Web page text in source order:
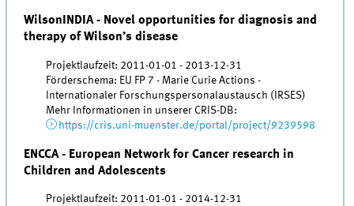
WilsonINDIA - Novel opportunities for diagnosis and
therapy of Wilson’s disease
Projektlaufzeit: 2011-01-01 - 2013-12-31
Förderschema: EU FP 7 - Marie Curie Actions -
Internationaler Forschungspersonalaustausch (IRSES)
Mehr Informationen in unserer CRIS-DB:
https://cris.uni-muenster.de/portal/project/9239598
ENCCA - European Network for Cancer research in
Children and Adolescents
Projektlaufzeit: 2011-01-01 - 2014-12-31